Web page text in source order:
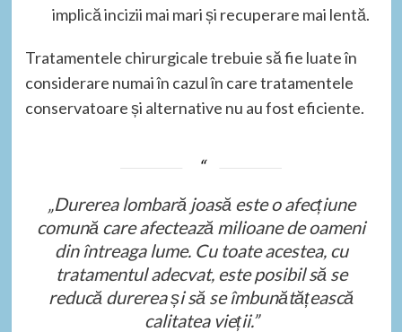
implică incizii mai mari și recuperare mai lentă.
Tratamentele chirurgicale trebuie să fie luate în
considerare numai în cazul în care tratamentele
conservatoare și alternative nu au fost eficiente.
„Durerea lombară joasă este o afecțiune
comună care afectează milioane de oameni
din întreaga lume. Cu toate acestea, cu
tratamentul adecvat, este posibil să se
reducă durerea și să se îmbunătățească
calitatea vieții.”